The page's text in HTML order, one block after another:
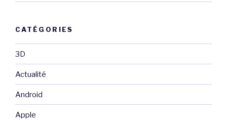
CATÉGORIES
3D
Actualité
Android
Apple